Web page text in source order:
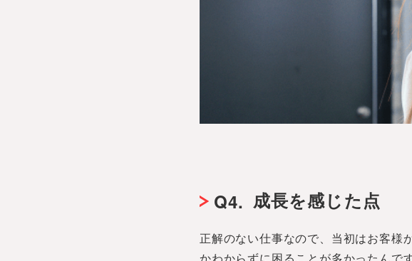
Q4. 成長を感じた点
正解のない仕事なので、当初はお客様